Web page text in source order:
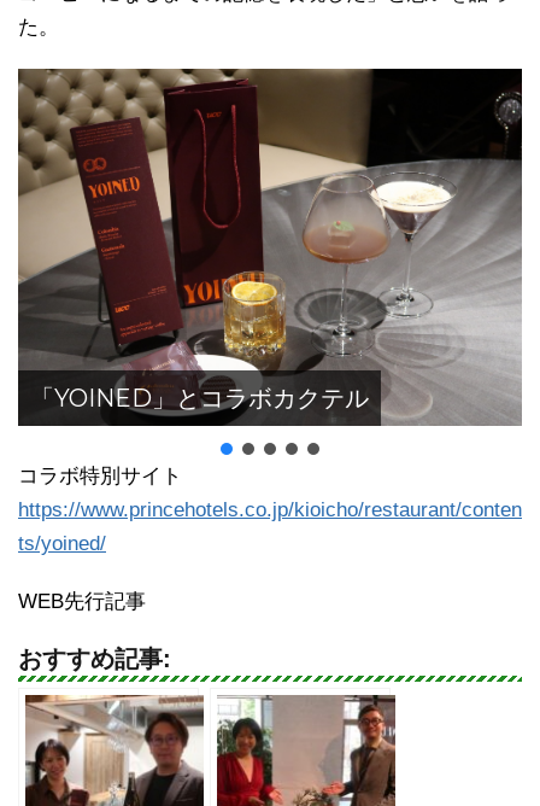
た。
「YOINED」とコラボカクテル
コラボ特別サイト
https://www.princehotels.co.jp/kioicho/restaurant/conten
ts/yoined/
WEB先行記事
おすすめ記事: